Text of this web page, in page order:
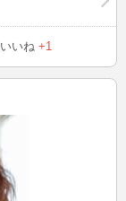
いいね +1